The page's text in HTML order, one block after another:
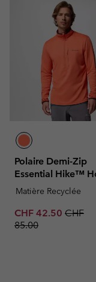
Polaire Demi-Zip
Essential Hike™
Matière Recyclée
Sale price:
CHF 42.50 CHF
85.00